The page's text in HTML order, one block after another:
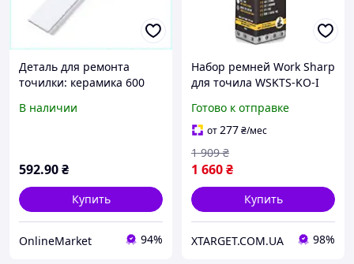
Деталь для ремонта
точилки: керамика 600
P8964K6X26
В наличии
592.90₴
Купить
OnlineMarket 94%
Набор ремней Work Sharp
для точила WSKTS-KO-I
Готово к отправке
от277₴/мес
1 660₴
1 909 ₴
Купить
XTARGET.COM.UA 98%